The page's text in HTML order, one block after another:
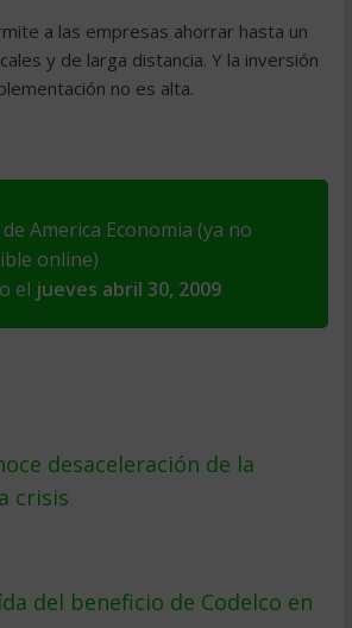
a las empresas ahorrar hasta un
y de larga distancia. Y la inversión
no es alta.
America Economia (ya no
online)
el jueves abril 30, 2009
desaceleración de la
crisis
del beneficio de Codelco en